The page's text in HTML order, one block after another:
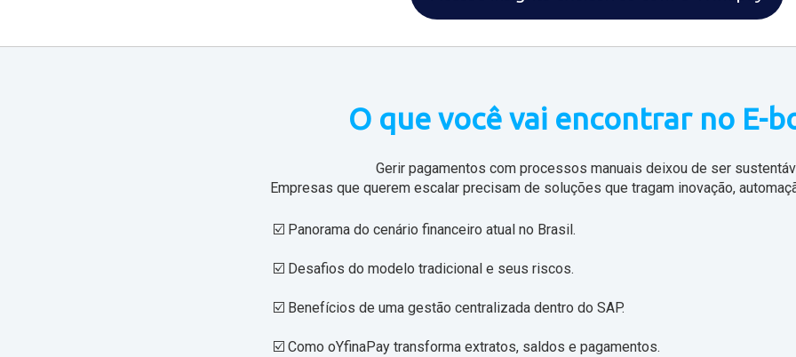
O que você vai encontrar no E-
Gerir pagamentos com processos manuais deixou de ser
Empresas que querem escalar precisam de soluções que tragam inovação,
☑️ Panorama do cenário financeiro atual no Brasil.
☑️ Desafios do modelo tradicional e seus riscos.
☑️ Benefícios de uma gestão centralizada dentro do SAP.
☑️ Como oYfinaPay transforma extratos, saldos e pagamentos.